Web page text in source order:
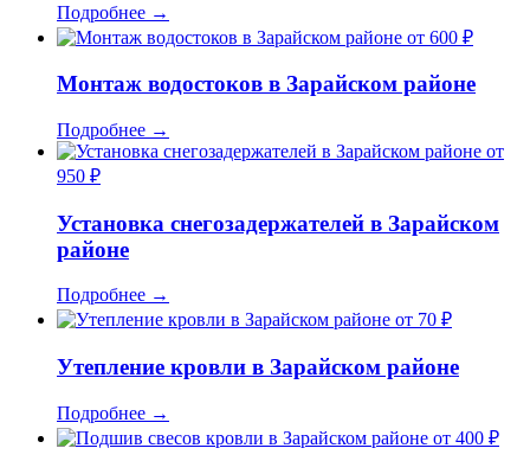
Подробнее →
от 600 ₽
Монтаж водостоков в Зарайском районе
Подробнее →
от
950 ₽
Установка снегозадержателей в Зарайском
районе
Подробнее →
от 70 ₽
Утепление кровли в Зарайском районе
Подробнее →
от 400 ₽